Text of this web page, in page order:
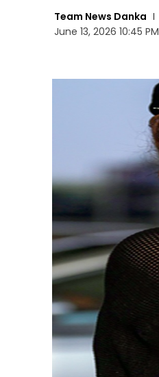
Team News Danka
June 13, 2026 10:45 PM